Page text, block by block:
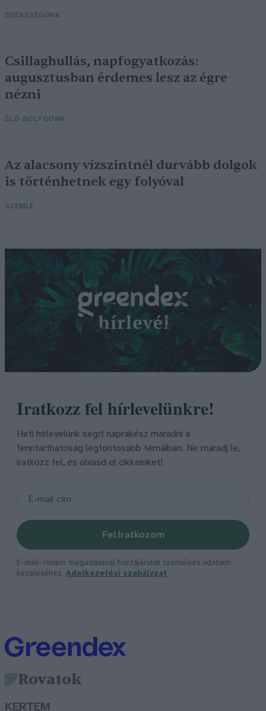
EGÉSZSÉGÜNK
Csillaghullás, napfogyatkozás:
augusztusban érdemes lesz az égre
nézni
ÉLŐ BOLYGÓNK
Az alacsony vízszintnél durvább dolgok
is történhetnek egy folyóval
SZEMLE
Iratkozz fel hírlevelünkre!
Heti hírlevelünk segít naprakész maradni a
fenntarthatóság legfontosabb témáiban. Ne maradj le,
iratkozz fel, és olvasd el cikkeinket!
Feliratkozom
E-mail-címem megadásával hozzájárulok személyes adataim
kezeléséhez. Adatkezelési szabályzat
Rovatok
KERTEM